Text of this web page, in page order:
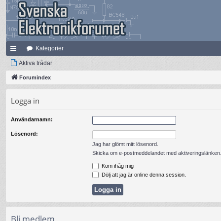
na
bb
ar
Kategorier
Aktiva trådar
Forumindex
Logga in
Användarnamn:
Lösenord:
Jag har glömt mitt lösenord.
Skicka om e-postmeddelandet med aktiveringslänken.
Kom ihåg mig
Dölj att jag är online denna session.